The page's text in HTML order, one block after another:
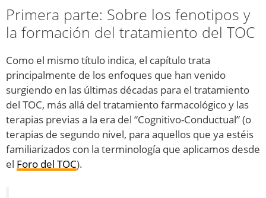
Primera parte: Sobre los fenotipos y
la formación del tratamiento del TOC
Como el mismo título indica, el capítulo trata
principalmente de los enfoques que han venido
surgiendo en las últimas décadas para el tratamiento
del TOC, más allá del tratamiento farmacológico y las
terapias previas a la era del “Cognitivo-Conductual” (o
terapias de segundo nivel, para aquellos que ya estéis
familiarizados con la terminología que aplicamos desde
el Foro del TOC).